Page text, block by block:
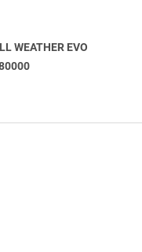
WEATHER EVO